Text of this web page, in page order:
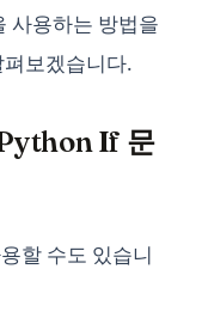
사용하는 방법을
보겠습니다.
If 문
할 수도 있습니